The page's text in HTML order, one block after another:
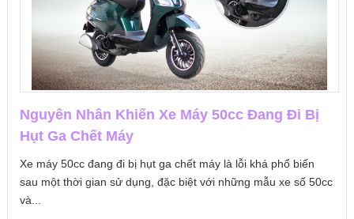
Nguyên Nhân Khiến Xe Máy 50cc Đang Đi Bị
Hụt Ga Chết Máy
Xe máy 50cc đang đi bị hụt ga chết máy là lỗi khá phổ biến
sau một thời gian sử dụng, đặc biệt với những mẫu xe số 50cc
và...